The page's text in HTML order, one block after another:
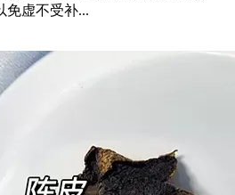
免虚不受补...